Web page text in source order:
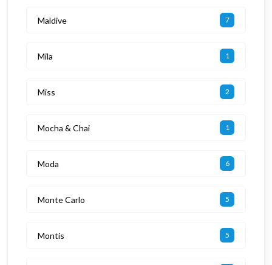
Maldive 7
Mila 1
Miss 2
Mocha & Chai 1
Moda 6
Monte Carlo 5
Montis 5